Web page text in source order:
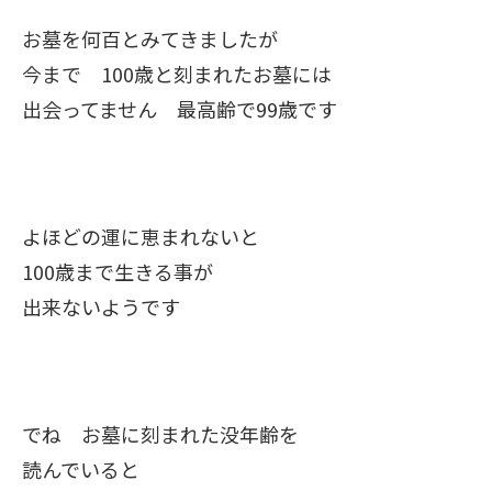
お墓を何百とみてきましたが
今まで 100歳と刻まれたお墓には
出会ってません 最高齢で99歳です
よほどの運に恵まれないと
100歳まで生きる事が
出来ないようです
でね お墓に刻まれた没年齢を
読んでいると